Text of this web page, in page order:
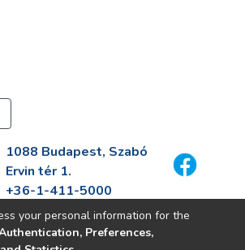
1088 Budapest, Szabó
Ervin tér 1.
+36-1-411-5000
info@fszek.hu
https://fszek.hu
your personal information for the
Preferences,